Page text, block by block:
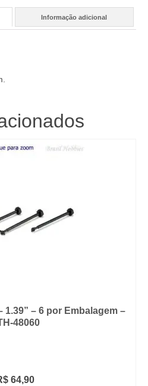
Informação adicional
1.39” – 6 por Embalagem –
48060
64,90